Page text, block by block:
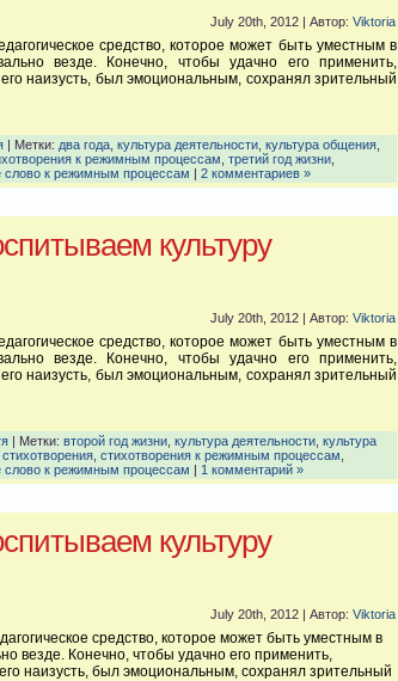
July 20th, 2012 | Автор: Viktoria
средство, которое может быть уместным в
везде. Конечно, чтобы удачно его применить,
наизусть, был эмоциональным, сохранял зрительный
| Метки: два года культура деятельности культура общения
к режимным процессам третий год жизни
слово к режимным процессам | 2 комментариев »
культуру
July 20th, 2012 | Автор: Viktoria
средство, которое может быть уместным в
везде. Конечно, чтобы удачно его применить,
наизусть, был эмоциональным, сохранял зрительный
| Метки: второй год жизни культура деятельности культура
стихотворения стихотворения к режимным процессам
слово к режимным процессам | 1 комментарий »
культуру
July 20th, 2012 | Автор: Viktoria
средство, которое может быть уместным в
везде. Конечно, чтобы удачно его применить,
наизусть, был эмоциональным, сохранял зрительный